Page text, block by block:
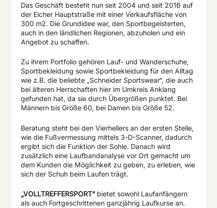
Das Geschäft besteht nun seit 2004 und seit 2016 auf
der Eicher Hauptstraße mit einer Verkaufsfläche von
300 m2. Die Grundidee war, den Sportbegeisterten,
auch in den ländlichen Regionen, abzuholen und ein
Angebot zu schaffen.
Zu ihrem Portfolio gehören Lauf- und Wanderschuhe,
Sportbekleidung sowie Sportbekleidung für den Alltag
wie z.B. die beliebte „Schneider Sportswear“, die auch
bei älteren Herrschaften hier im Umkreis Anklang
gefunden hat, da sie durch Übergrößen punktet. Bei
Männern bis Größe 60, bei Damen bis Größe 52.
Beratung steht bei den Vierhellers an der ersten Stelle,
wie die Fußvermessung mittels 3-D-Scanner, dadurch
ergibt sich die Funktion der Sohle. Danach wird
zusätzlich eine Laufbandanalyse vor Ort gemacht um
dem Kunden die Möglichkeit zu geben, zu erleben, wie
sich der Schuh beim Laufen trägt.
„VOLLTREFFERSPORT“bietet sowohl Laufanfängern
als auch Fortgeschrittenen ganzjährig Laufkurse an.